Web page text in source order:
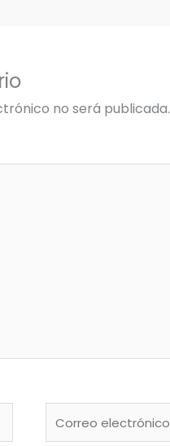
no será publicada.
electrónico*